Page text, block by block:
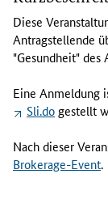
e
s
e
V
r
a
s
t
Diese
Antragstellende
"Gesundheit" des
Eine Anmeldung
Sli.do gestellt
Nach dieser
Brokerage-Event.